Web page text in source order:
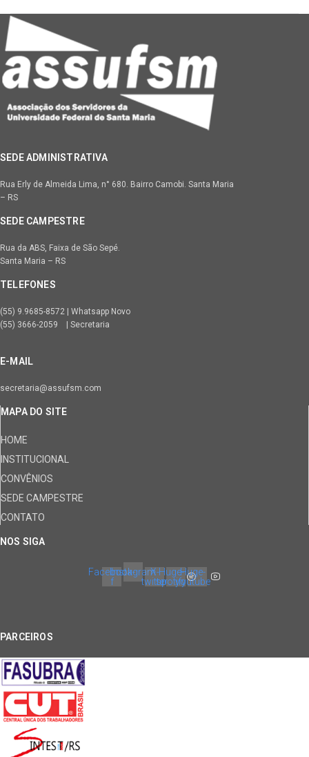
SEDE ADMINISTRATIVA
Rua Erly de Almeida Lima, n° 680. Bairro Camobi. Santa Maria
– RS
SEDE CAMPESTRE
Rua da ABS, Faixa de São Sepé.
Santa Maria – RS
TELEFONES
(55) 9.9685-8572 | Whatsapp Novo
(55) 3666-2059 | Secretaria
E-MAIL
secretaria@assufsm.com
MAPA DO SITE
HOME
INSTITUCIONAL
CONVÊNIOS
SEDE CAMPESTRE
CONTATO
NOS SIGA
Facebook-
f
InstagramX-
twitter
Huge-
spotify
Huge-
youtube
PARCEIROS